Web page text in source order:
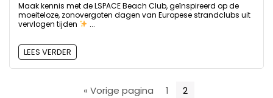
Maak kennis met de LSPACE Beach Club, geïnspireerd op de
moeiteloze, zonovergoten dagen van Europese strandclubs uit
vervlogen tijden
...
LEES VERDER
« Vorige pagina 1 2